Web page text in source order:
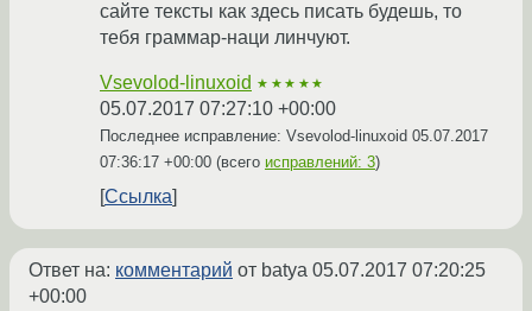
сайте тексты как здесь писать будешь, то
тебя граммар-наци линчуют.
Vsevolod-linuxoid ★★★★★
05.07.2017 07:27:10 +00:00
Последнее исправление: Vsevolod-linuxoid 05.07.2017
07:36:17 +00:00 (всего исправлений: 3)
Ссылка
Ответ на: комментарий от batya 05.07.2017 07:20:25
+00:00